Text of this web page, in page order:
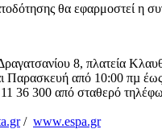
θα εφαρμοστεί η
8, πλατεία
Παρασκευή από 10:00 πµ
36 300 από σταθερό
/ www.espa.gr